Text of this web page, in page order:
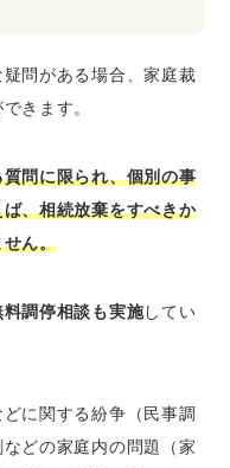
問がある場合、家庭裁
きます。
問に限られ、個別の事
、相続放棄をすべきか
せん。
調停相談も実施してい
に関する紛争（民事調
どの家庭内の問題（家